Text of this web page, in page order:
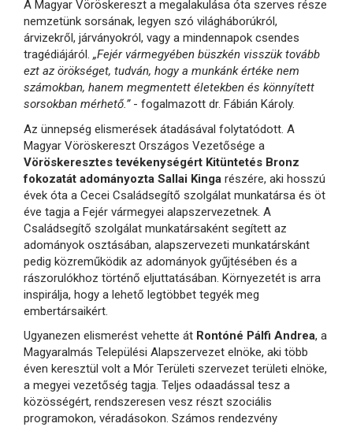
A Magyar Vöröskereszt a megalakulása óta szerves része
nemzetünk sorsának, legyen szó világháborúkról,
árvizekről, járványokról, vagy a mindennapok csendes
tragédiájáról. „Fejér vármegyében büszkén visszük tovább
ezt az örökséget, tudván, hogy a munkánk értéke nem
számokban, hanem megmentett életekben és könnyített
sorsokban mérhető.”- fogalmazott dr. Fábián Károly.
Az ünnepség elismerések átadásával folytatódott. A
Magyar Vöröskereszt Országos Vezetősége a
Vöröskeresztes tevékenységért Kitüntetés Bronz
fokozatát adományozta Sallai Kinga részére, aki hosszú
évek óta a Cecei Családsegítő szolgálat munkatársa és öt
éve tagja a Fejér vármegyei alapszervezetnek. A
Családsegítő szolgálat munkatársaként segített az
adományok osztásában, alapszervezeti munkatárskánt
pedig közreműködik az adományok gyűjtésében és a
rászorulókhoz történő eljuttatásában. Környezetét is arra
inspirálja, hogy a lehető legtöbbet tegyék meg
embertársaikért.
Ugyanezen elismerést vehette át Rontóné Pálfi Andrea, a
Magyaralmás Települési Alapszervezet elnöke, aki több
éven keresztül volt a Mór Területi szervezet területi elnöke,
a megyei vezetőség tagja. Teljes odaadással tesz a
közösségért, rendszeresen vesz részt szociális
programokon, véradásokon. Számos rendezvény